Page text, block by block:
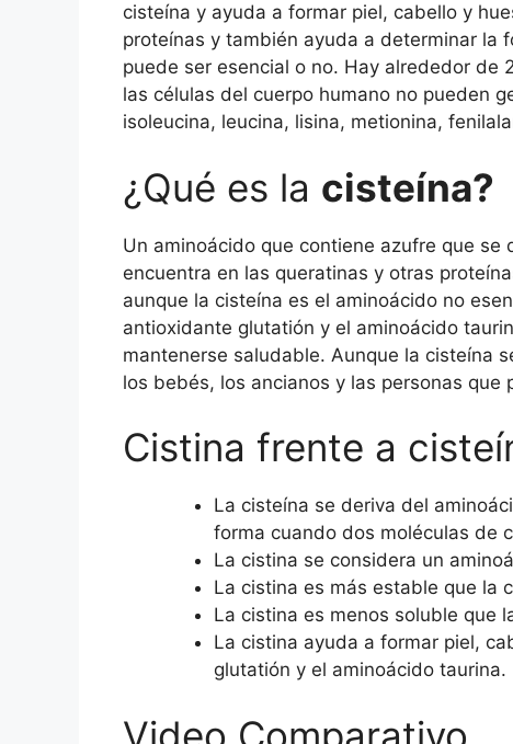
cisteína y ayuda a formar piel, cabello y
proteínas y también ayuda a determinar la
puede ser esencial o no. Hay alrededor de
las células del cuerpo humano no pueden
isoleucina, leucina, lisina, metionina,
¿Qué es la cisteína?
Un aminoácido que contiene azufre que
encuentra en las queratinas y otras
aunque la cisteína es el aminoácido no
antioxidante glutatión y el aminoácido
mantenerse saludable. Aunque la cisteína
los bebés, los ancianos y las personas
Cistina frente a
La cisteína se deriva del
forma cuando dos moléculas de
La cistina se considera un
La cistina es más estable que la
La cistina es menos soluble que
La cistina ayuda a formar piel,
glutatión y el aminoácido taurina.
Video Comparativo